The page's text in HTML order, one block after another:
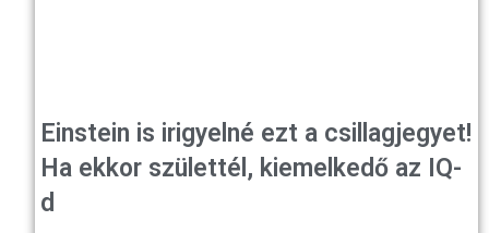
Einstein is irigyelné ezt a csillagjegyet!
Ha ekkor születtél, kiemelkedő az IQ-
d